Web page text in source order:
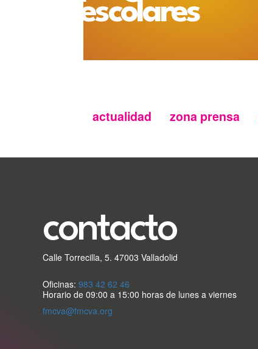
escolares
secundario
actualidad zona prensa
contacto
Calle Torrecilla, 5. 47003 Valladolid
Oficinas: 983 42 62 46
Horario de 09:00 a 15:00 horas de lunes a viernes
fmcva@fmcva.org